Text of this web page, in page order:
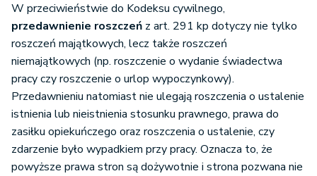
W przeciwieństwie do Kodeksu cywilnego,
przedawnienie roszczeń z art. 291 kp dotyczy nie tylko
roszczeń majątkowych, lecz także roszczeń
niemajątkowych (np. roszczenie o wydanie świadectwa
pracy czy roszczenie o urlop wypoczynkowy).
Przedawnieniu natomiast nie ulegają roszczenia o ustalenie
istnienia lub nieistnienia stosunku prawnego, prawa do
zasiłku opiekuńczego oraz roszczenia o ustalenie, czy
zdarzenie było wypadkiem przy pracy. Oznacza to, że
powyższe prawa stron są dożywotnie i strona pozwana nie